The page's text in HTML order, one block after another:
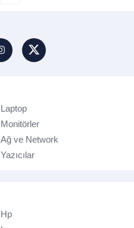
Laptop
Monitörler
Ağ ve Network
Yazıcılar
Hp